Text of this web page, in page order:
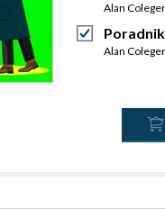
Alan Coleger
Alan Coleger